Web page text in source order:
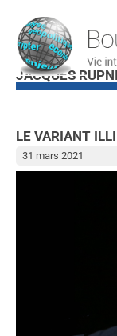
JACQUES
LE VARIANT
31 mars 2021